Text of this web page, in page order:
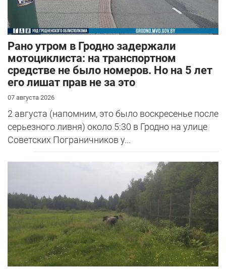
Рано утром в Гродно задержали
мотоциклиста: на транспортном
средстве не было номеров. Но на 5 лет
его лишат прав не за это
07 августа 2026
2 августа (напомним, это было воскресенье после
серьезного ливня) около 5:30 в Гродно на улице
Советских Пограничников у...